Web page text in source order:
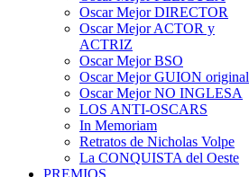
Oscar Mejor DIRECTOR
Oscar Mejor ACTOR y
ACTRIZ
Oscar Mejor BSO
Oscar Mejor GUION original
Oscar Mejor NO INGLESA
LOS ANTI-OSCARS
In Memoriam
Retratos de Nicholas Volpe
La CONQUISTA del Oeste
PREMIOS